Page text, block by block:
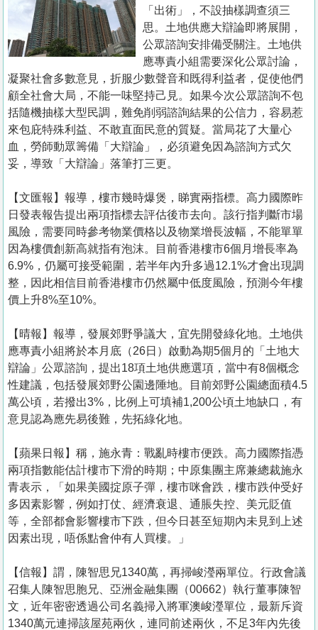
置
手
關
於
我
們
「出術」，不設抽樣調查須三
思。土地供應大辯論即將展開，
公眾諮詢安排備受關注。土地供
應專責小組需要深化公眾討論，
凝聚社會多數意見，折服少數聲音和既得利益者，促使他們
顧全社會大局，不能一味堅持己見。如果今次公眾諮詢不包
括隨機抽樣大型民調，難免削弱諮詢結果的公信力，容易惹
來包庇特殊利益、不敢直面民意的質疑。當局花了大量心
血，勞師動眾籌備「大辯論」，必須避免因為諮詢方式欠
妥，導致「大辯論」落筆打三更。
【文匯報】報導，樓市幾時爆煲，睇實兩指標。高力國際昨
日發表報告提出兩項指標去評估後市去向。該行指判斷市場
風險，需要同時參考物業價格以及物業增長波幅，不能單單
因為樓價創新高就指有泡沫。目前香港樓市6個月增長率為
6.9%，仍屬可接受範圍，若半年內升多過12.1%才會出現調
整，因此相信目前香港樓市仍然屬中低度風險，預測今年樓
價上升8%至10%。
【晴報】報導，發展郊野爭議大，宜先開發綠化地。土地供
應專責小組將於本月底（26日）啟動為期5個月的「土地大
辯論」公眾諮詢，提出18項土地供應選項，當中有8個概念
性建議，包括發展郊野公園邊陲地。目前郊野公園總面積4.5
萬公頃，若撥出3%，比例上可填補1,200公頃土地缺口，有
意見認為應先易後難，先拓綠化地。
【蘋果日報】稱，施永青：戰亂時樓市便跌。高力國際指憑
兩項指數能估計樓市下滑的時期；中原集團主席兼總裁施永
青表示，「如果美國掟原子彈，樓市咪會跌，樓市跌仲受好
多因素影響，例如打仗、經濟衰退、通脹失控、美元貶值
等，全部都會影響樓市下跌，但今日甚至短期內未見到上述
因素出現，唔係點會仲有人買樓。」
【信報】謂，陳智思兄1340萬，再掃峻瀅兩單位。行政會議
召集人陳智思胞兄、亞洲金融集團（00662）執行董事陳智
文，近年密密透過公司名義掃入將軍澳峻瀅單位，最新斥資
1340萬元連掃該屋苑兩伙，連同前述兩伙，不足3年內先後